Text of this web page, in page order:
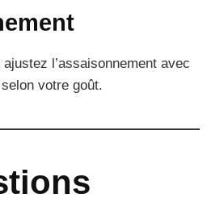
l’assaisonnement avec
votre goût.